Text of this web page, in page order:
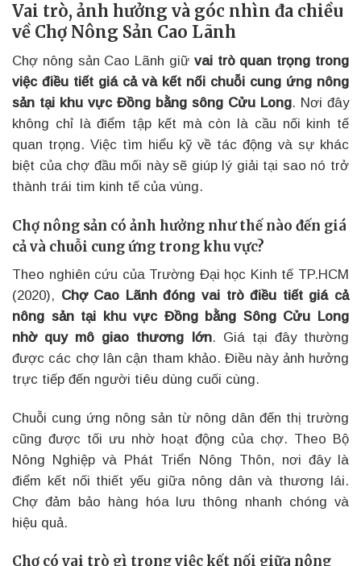
Vai trò, ảnh hưởng và góc nhìn đa chiều
về Chợ Nông Sản Cao Lãnh
Chợ nông sản Cao Lãnh giữ vai trò quan trọng trong
việc điều tiết giá cả và kết nối chuỗi cung ứng nông
sản tại khu vực Đồng bằng sông Cửu Long. Nơi đây
không chỉ là điểm tập kết mà còn là cầu nối kinh tế
quan trọng. Việc tìm hiểu kỹ về tác động và sự khác
biệt của chợ đầu mối này sẽ giúp lý giải tại sao nó trở
thành trái tim kinh tế của vùng.
Chợ nông sản có ảnh hưởng như thế nào đến giá
cả và chuỗi cung ứng trong khu vực?
Theo nghiên cứu của Trường Đại học Kinh tế TP.HCM
(2020), Chợ Cao Lãnh đóng vai trò điều tiết giá cả
nông sản tại khu vực Đồng bằng Sông Cửu Long
nhờ quy mô giao thương lớn. Giá tại đây thường
được các chợ lân cận tham khảo. Điều này ảnh hưởng
trực tiếp đến người tiêu dùng cuối cùng.
Chuỗi cung ứng nông sản từ nông dân đến thị trường
cũng được tối ưu nhờ hoạt động của chợ. Theo Bộ
Nông Nghiệp và Phát Triển Nông Thôn, nơi đây là
điểm kết nối thiết yếu giữa nông dân và thương lái.
Chợ đảm bảo hàng hóa lưu thông nhanh chóng và
hiệu quả.
Chợ có vai trò gì trong việc kết nối giữa nông